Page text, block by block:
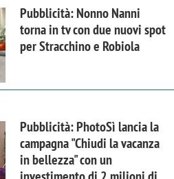
Pubblicità: Nonno Nanni
torna in tv con due nuovi spot
per Stracchino e Robiola
Pubblicità: PhotoSì lancia la
campagna "Chiudi la vacanza
in bellezza" con un